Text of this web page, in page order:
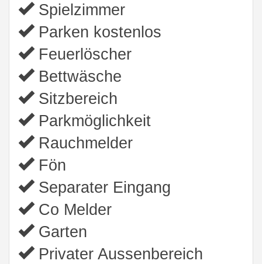
Spielzimmer
Parken kostenlos
Feuerlöscher
Bettwäsche
Sitzbereich
Parkmöglichkeit
Rauchmelder
Fön
Separater Eingang
Co Melder
Garten
Privater Aussenbereich